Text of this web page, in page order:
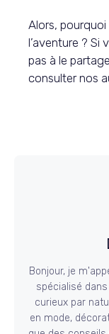
Alors,
l’aventure ? Si
pas à le
consulter nos
Bonjour, je
spécialisé
curieux par
en mode,